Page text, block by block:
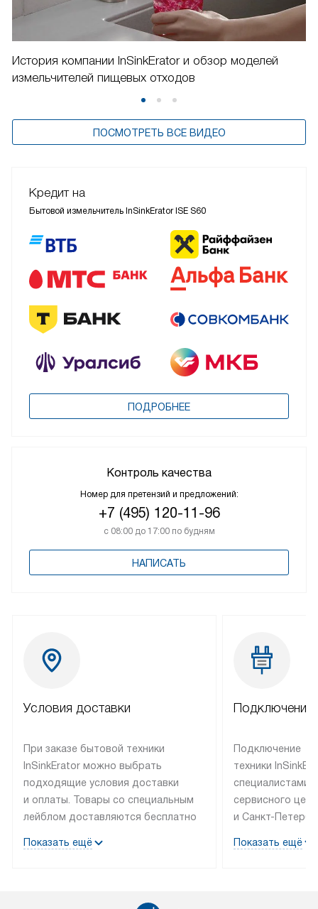
История компании InSinkErator и обзор моделей
измельчителей пищевых отходов
ПОСМОТРЕТЬ ВСЕ ВИДЕО
Кредит на
Бытовой измельчитель InSinkErator ISE S60
ПОДРОБНЕЕ
Контроль качества
Номер для претензий и предложений:
+7 (495) 120-11-96
с 08:00 до 17:00 по будням
НАПИСАТЬ
Условия доставки
При заказе бытовой техники
InSinkErator можно выбрать
подходящие условия доставки
и оплаты. Товары со специальным
лейблом доставляются бесплатно
до подъезда, выезд за МКАД
быть отгружен покупателю
Показать ещё
Подключение
Подключение
техники
специалистами
сервисного
и Санкт-
подключается
Показать ещё